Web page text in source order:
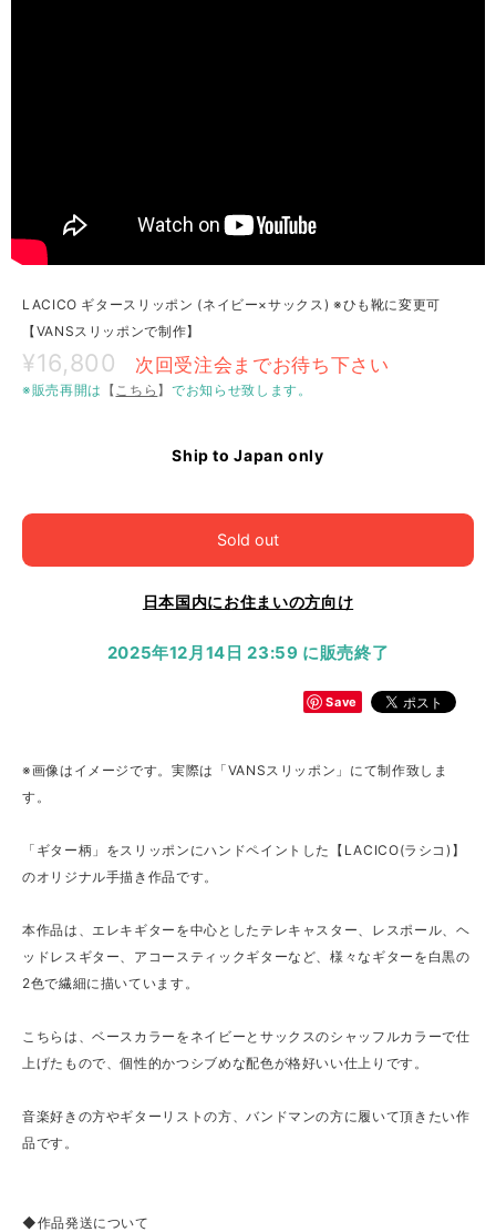
LACICO ギタースリッポン (ネイビー×サックス) ※ひも靴に変更可
【VANSスリッポンで制作】
¥16,800 次回受注会までお待ち下さい
※販売再開は 【 こちら 】でお知らせ致します。
Ship to Japan only
Sold out
日本国内にお住まいの方向け
2025年12月14日 23:59 に販売終了
Save
※画像はイメージです。実際は「VANSスリッポン」にて制作致しま
す。
「ギター柄」をスリッポンにハンドペイントした【LACICO(ラシコ)】
のオリジナル手描き作品です。
本作品は、エレキギターを中心としたテレキャスター、レスポール、ヘ
ッドレスギター、アコースティックギターなど、様々なギターを白黒の
2色で繊細に描いています。
こちらは、ベースカラーをネイビーとサックスのシャッフルカラーで仕
上げたもので、個性的かつシブめな配色が格好いい仕上りです。
音楽好きの方やギターリストの方、バンドマンの方に履いて頂きたい作
品です。
◆作品発送について